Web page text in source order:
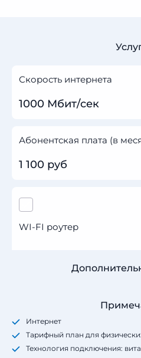
Скорость интернета
1000 Мбит/сек
Абонентская плата (в
1 100 руб
WI-FI роутер
Интернет
Тарифный план для
Технология подключения: